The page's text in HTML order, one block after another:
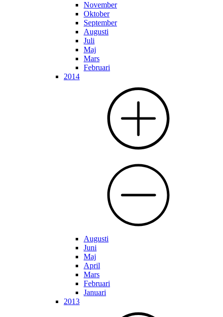
November
Oktober
September
Augusti
Juli
Maj
Mars
Februari
2014
Augusti
Juni
Maj
April
Mars
Februari
Januari
2013